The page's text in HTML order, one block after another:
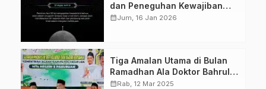
dan Peneguhan Kewajiban
Shalat
calendar_monthJum, 16 Jan 2026
Tiga Amalan Utama di Bulan
Ramadhan Ala Doktor Bahrul
Ulum
calendar_monthRab, 12 Mar 2025